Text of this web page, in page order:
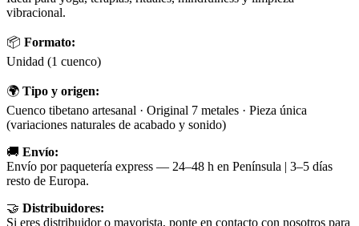
vibracional.
📦 Formato:
Unidad (1 cuenco)
🌍 Tipo y origen:
Cuenco tibetano artesanal · Original 7 metales · Pieza única
(variaciones naturales de acabado y sonido)
🚚 Envío:
Envío por paquetería express — 24–48 h en Península | 3–5 días
resto de Europa.
🤝 Distribuidores:
Si eres distribuidor o mayorista, ponte en contacto con nosotros para